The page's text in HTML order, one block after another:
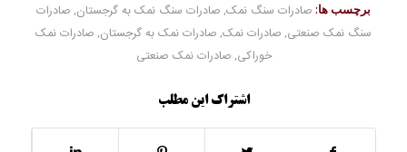
برچسب ها: صادرات سنگ نمک, صادرات سنگ نمک به گرجستان, صادرات
سنگ نمک صنعتی, صادرات نمک, صادرات نمک به گرجستان, صادرات نمک
خوراکی, صادرات نمک صنعتی
اشتراک این مطلب